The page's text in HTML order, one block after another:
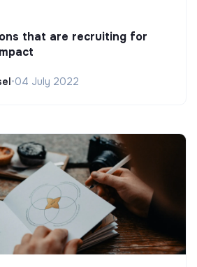
that are recruiting for
•04 July 2022